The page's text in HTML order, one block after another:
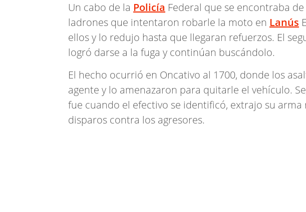
Un cabo de la Policía Federal que se encontraba
ladrones que intentaron robarle la moto en Lanús
ellos y lo redujo hasta que llegaran refuerzos. El
logró darse a la fuga y continúan buscándolo.
El hecho ocurrió en Oncativo al 1700, donde los
agente y lo amenazaron para quitarle el vehículo.
fue cuando el efectivo se identificó, extrajo su
disparos contra los agresores.